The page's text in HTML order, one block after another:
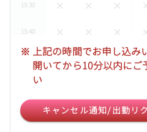
15:30
15:40
15:50
16:00
16:10
※ 上記の時間でお申し込み
開いてから10分以内にご
い
キャンセル通知/出勤リ